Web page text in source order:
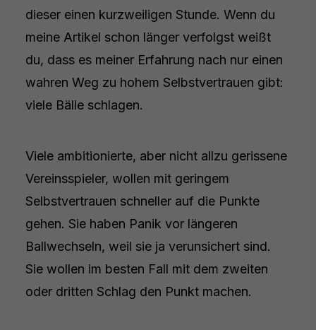
dieser einen kurzweiligen Stunde. Wenn du
meine Artikel schon länger verfolgst weißt
du, dass es meiner Erfahrung nach nur einen
wahren Weg zu hohem Selbstvertrauen gibt:
viele Bälle schlagen.
Viele ambitionierte, aber nicht allzu gerissene
Vereinsspieler, wollen mit geringem
Selbstvertrauen schneller auf die Punkte
gehen. Sie haben Panik vor längeren
Ballwechseln, weil sie ja verunsichert sind.
Sie wollen im besten Fall mit dem zweiten
oder dritten Schlag den Punkt machen.